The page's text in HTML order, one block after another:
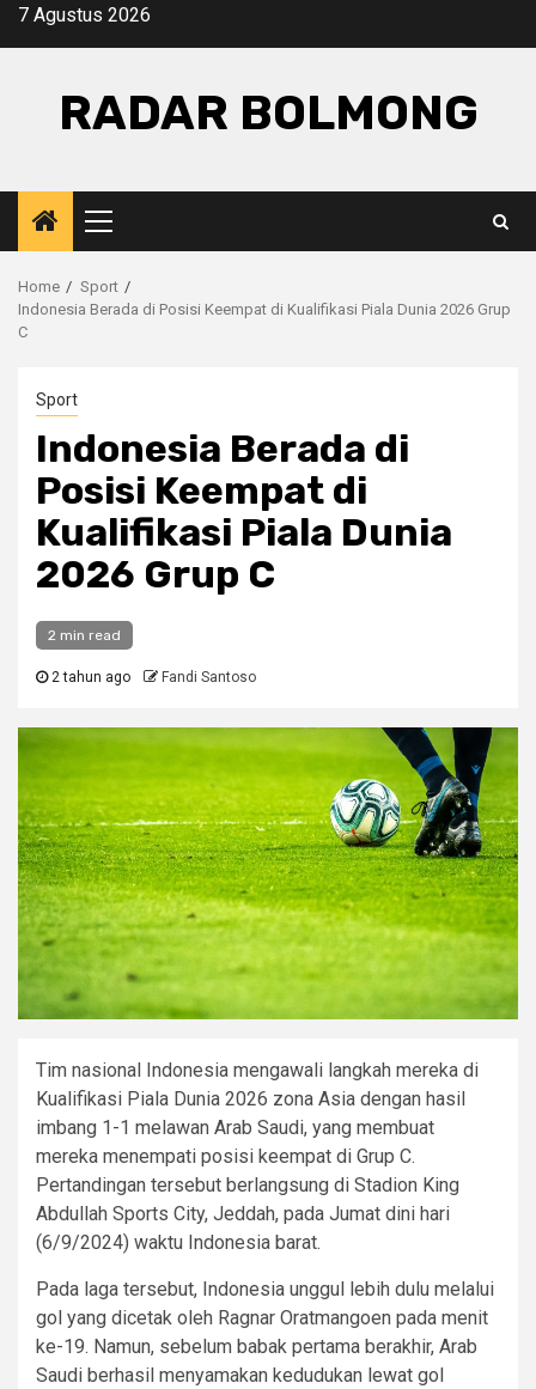
Skip7 Agustus 2026
RADAR BOLMONG
Primary
Menu
Home
Sport
Indonesia Berada di Posisi Keempat di Kualifikasi Piala Dunia 2026 Grup
C
Sport
Indonesia Berada di
Posisi Keempat di
Kualifikasi Piala Dunia
2026 Grup C
2 min read
2 tahun ago Fandi Santoso
Tim nasional Indonesia mengawali langkah mereka di
Kualifikasi Piala Dunia 2026 zona Asia dengan hasil
imbang 1-1 melawan Arab Saudi, yang membuat
mereka menempati posisi keempat di Grup C.
Pertandingan tersebut berlangsung di Stadion King
Abdullah Sports City, Jeddah, pada Jumat dini hari
(6/9/2024) waktu Indonesia barat.
Pada laga tersebut, Indonesia unggul lebih dulu melalui
gol yang dicetak oleh Ragnar Oratmangoen pada menit
ke-19. Namun, sebelum babak pertama berakhir, Arab
Saudi berhasil menyamakan kedudukan lewat gol